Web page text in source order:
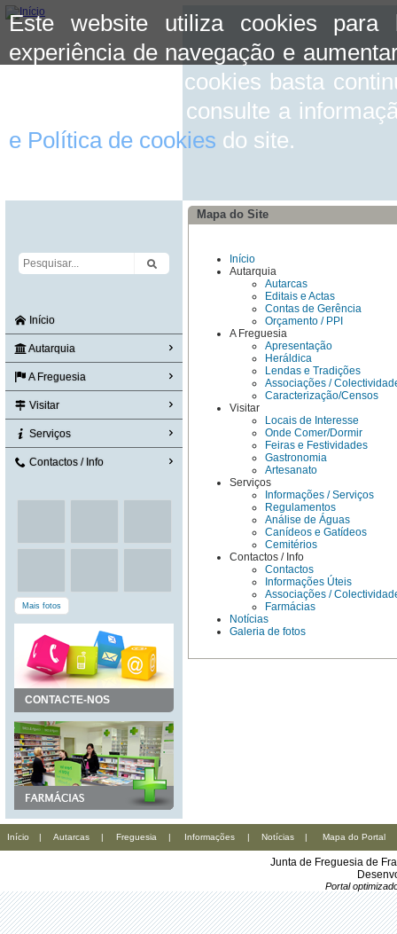
Este website utiliza cookies para
experiência de navegação e
aceitar o uso de cookies basta
mais informação consulte a
e Política de cookies do site.
Início
Autarquia
A Freguesia
Visitar
Serviços
Contactos / Info
Mais fotos
CONTACTE-NOS
Mapa do Site
Início
Autarquia
Autarcas
Editais e Actas
Contas de Gerência
Orçamento / PPI
A Freguesia
Apresentação
Heráldica
Lendas e Tradições
Associações /
Caracterização/Censos
Visitar
Locais de Interesse
Onde Comer/Dormir
Feiras e Festividades
Gastronomia
Artesanato
Serviços
Informações / Serviços
Regulamentos
Análise de Águas
Canídeos e Gatídeos
Cemitérios
Contactos / Info
Contactos
Informações Úteis
Associações /
Farmácias
Notícias
Galeria de fotos
Início | Autarcas | Freguesia | Informações | Notícias | Mapa do Portal
Junta de Freguesia de
Portal